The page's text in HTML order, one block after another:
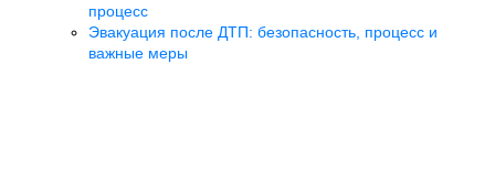
процесс
Эвакуация после ДТП: безопасность, процесс и
важные меры